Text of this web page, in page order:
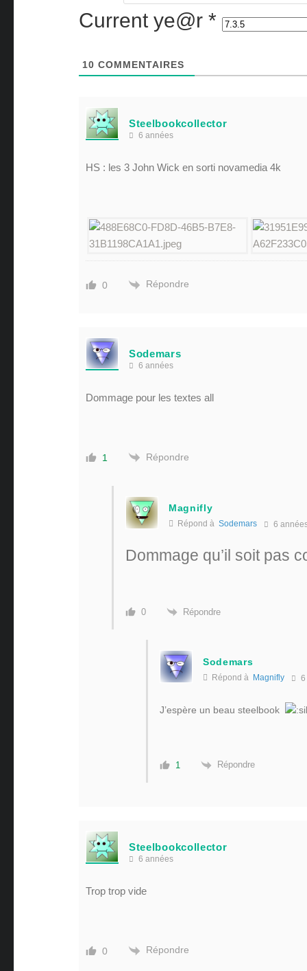
Current ye@r *
10 COMMENTAIRES
Steelbookcollector
6 années
HS : les 3 John Wick en sorti novamedia 4k
0 Répondre
Sodemars
6 années
Dommage pour les textes all
1 Répondre
Magnifly
Répond à Sodemars 6
Dommage qu’il soit pas
0 Répondre
Sodemars
Répond à Magnifly 6
J’espère un beau steelbook
1 Répondre
Steelbookcollector
6 années
Trop trop vide
0 Répondre